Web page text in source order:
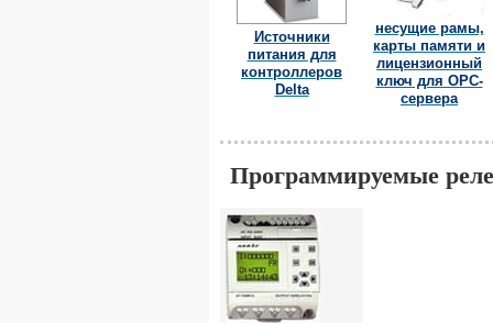
Источники
питания для
контроллеров
Delta
несущие рамы,
карты памяти и
лицензионный
ключ для OPC-
сервера
Программируемые